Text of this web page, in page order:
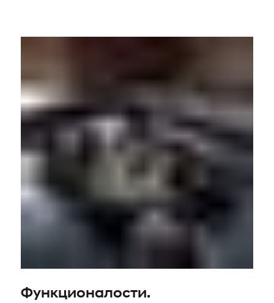
Функционалости.